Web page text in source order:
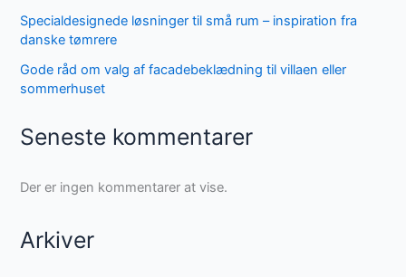
Specialdesignede løsninger til små rum – inspiration fra
danske tømrere
Gode råd om valg af facadebeklædning til villaen eller
sommerhuset
Seneste kommentarer
Der er ingen kommentarer at vise.
Arkiver